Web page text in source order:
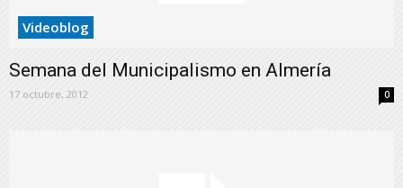
Videoblog
Semana del Municipalismo en Almería
17 octubre, 2012 0